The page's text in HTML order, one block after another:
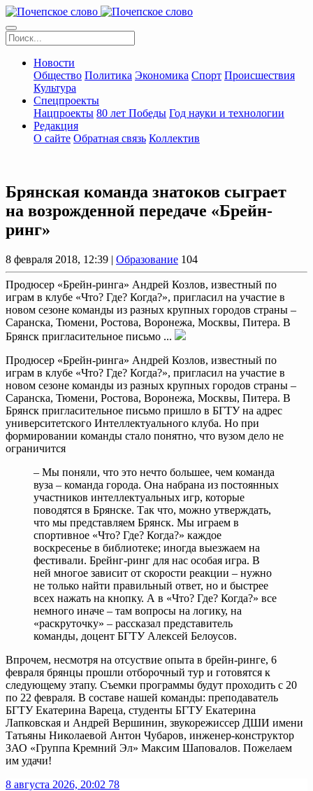
Новости
Общество Политика Экономика Спорт Происшествия
Культура
Спецпроекты
Нацпроекты 80 лет Победы Год науки и технологии
Редакция
О сайте Обратная связь Коллектив
Брянская команда знатоков сыграет
на возрожденной передаче «Брейн-
ринг»
8 февраля 2018, 12:39 | Образование 104
Продюсер «Брейн-ринга» Андрей Козлов, известный по
играм в клубе «Что? Где? Когда?», пригласил на участие в
новом сезоне команды из разных крупных городов страны –
Саранска, Тюмени, Ростова, Воронежа, Москвы, Питера. В
Брянск пригласительное письмо ...
Продюсер «Брейн-ринга» Андрей Козлов, известный по
играм в клубе «Что? Где? Когда?», пригласил на участие в
новом сезоне команды из разных крупных городов страны –
Саранска, Тюмени, Ростова, Воронежа, Москвы, Питера. В
Брянск пригласительное письмо пришло в БГТУ на адрес
университетского Интеллектуального клуба. Но при
формировании команды стало понятно, что вузом дело не
ограничится
– Мы поняли, что это нечто большее, чем команда
вуза – команда города. Она набрана из постоянных
участников интеллектуальных игр, которые
поводятся в Брянске. Так что, можно утверждать,
что мы представляем Брянск. Мы играем в
спортивное «Что? Где? Когда?» каждое
воскресенье в библиотеке; иногда выезжаем на
фестивали. Брейнг-ринг для нас особая игра. В
ней многое зависит от скорости реакции – нужно
не только найти правильный ответ, но и быстрее
всех нажать на кнопку. А в «Что? Где? Когда?» все
немного иначе – там вопросы на логику, на
«раскруточку» – рассказал представитель
команды, доцент БГТУ Алексей Белоусов.
Впрочем, несмотря на отсуствие опыта в брейн-ринге, 6
февраля брянцы прошли отборочный тур и готовятся к
следующему этапу. Съемки программы будут проходить с 20
по 22 февраля. В составе нашей команды: преподаватель
БГТУ Екатерина Вареца, студенты БГТУ Екатерина
Лапковская и Андрей Вершинин, звукорежиссер ДШИ имени
Татьяны Николаевой Антон Чубаров, инженер-конструктор
ЗАО «Группа Кремний Эл» Максим Шаповалов. Пожелаем
им удачи!
8 августа 2026, 20:02 78